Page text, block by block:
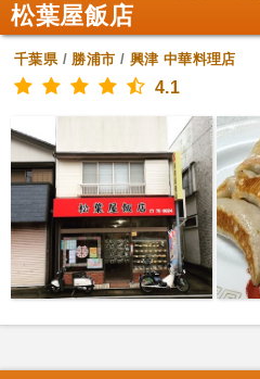
松葉屋飯店
千葉県/ 勝浦市 / 興津 中華料理店
4.1